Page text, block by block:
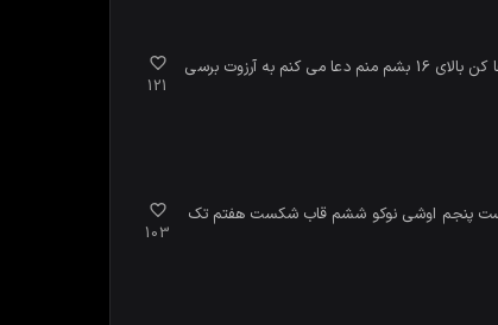
هعیی رامین جان یادته یه ماه پیش اومدم گفتم امتحان زیست دارم؟ متاسفانه 9 گرفته و بدبخت شدم حالا این ماه یه امتحان زیست دیگه هم دادم دعا کن بالای 16 بشم منم دعا می کنم به آرزوت برسی
121
پرست پنجم اوشی نوکو ششم قاب شکست هفتم تک
103